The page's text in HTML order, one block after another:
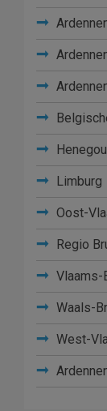
Limburg
Oost-
Regio
Vlaams-
Waals-
West-